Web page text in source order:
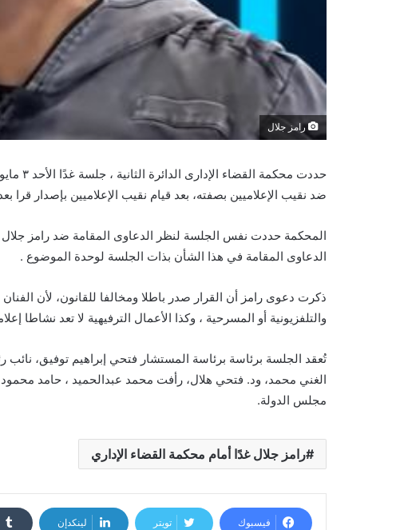
رامز جلال
حددت
ضد نقيب الإعلاميين بصفته، بعد قيام نقيب الإعلاميين بإصدار
المحكمة حددت نفس الجلسة لنظر الدعاوى المقامة ضد رامز
الدعاوى المقامة في هذا الشأن بذات الجلسة لوحدة الموضوع .
ذكرت دعوى رامز أن القرار صدر باطلا ومخالفا للقانون، لأن الفنان
والتلفزيونية أو المسرحية ، وكذا الأعمال الترفيهية لا تعد نشاطا إعلاميا طبقا
تُعقد الجلسة برئاسة برئاسة المستشار فتحي إبراهيم توفيق،
الغني محمد، ود. فتحي هلال، رأفت محمد عبدالحميد ، حامد
مجلس الدولة.
رامز جلال غدًا أمام محكمة القضاء الإداري
فيسبوك تويتر لينكدإن